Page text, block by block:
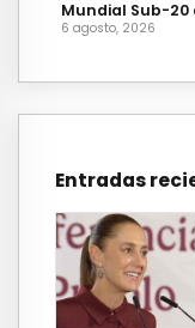
Mundial Sub-20
6 agosto, 2026
Entradas